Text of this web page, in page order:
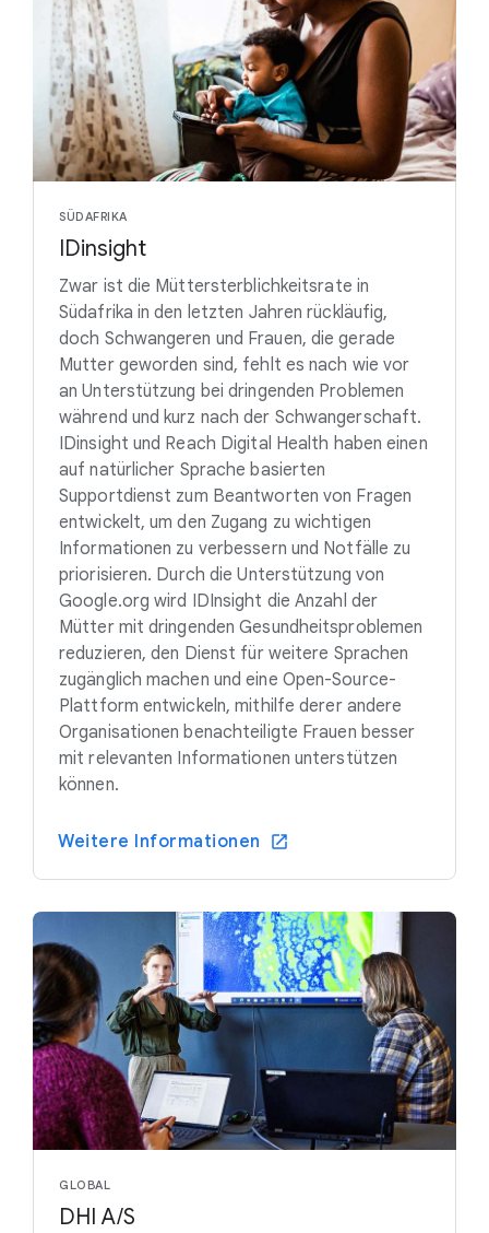
SÜDAFRIKA
IDinsight
Zwar ist die Müttersterblichkeitsrate in
Südafrika in den letzten Jahren rückläufig,
doch Schwangeren und Frauen, die gerade
Mutter geworden sind, fehlt es nach wie vor
an Unterstützung bei dringenden Problemen
während und kurz nach der Schwangerschaft.
IDinsight und Reach Digital Health haben einen
auf natürlicher Sprache basierten
Supportdienst zum Beantworten von Fragen
entwickelt, um den Zugang zu wichtigen
Informationen zu verbessern und Notfälle zu
priorisieren. Durch die Unterstützung von
Google.org wird IDInsight die Anzahl der
Mütter mit dringenden Gesundheitsproblemen
reduzieren, den Dienst für weitere Sprachen
zugänglich machen und eine Open-Source-
Plattform entwickeln, mithilfe derer andere
Organisationen benachteiligte Frauen besser
mit relevanten Informationen unterstützen
können.
Weitere Informationen
GLOBAL
DHI A/S